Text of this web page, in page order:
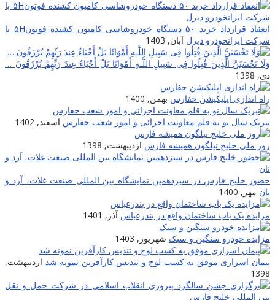
انعقاد قرارداد خرید ۵۰ دستگاه خودروشاسی کامیون کشنده فوتون۵H با
شرکت ایرانخودرو دیزل آبان, 1403
وَلَا تَحْسَبَنَّ الَّذِینَ قُتِلُوا فِی سَبِیلِ اللَّـهِ أَمْوَاتًا بَلْ أَحْیَاءٌ عِندَ رَ‌بِّهِمْ یُرْ‌زَقُونَ …
دی, 1398
راه اندازی اپلیکیشن حفارس بهمن, 1400
تبریک سال نو به قلم معاونت اجرائی و امور شعب حفارس اسفند, 1402
روز ملی خلیج نیلگون همیشه فارس اردیبهشت, 1398
حضور خلیج فارس در سیزدهمین نمایشگاه بین المللی صنعت غلات، آرد و
نان مهر, 1400
مزایده یک باب ساختمان واقع در بندرعباس آذر, 1401
مزایده خودرو سنگین و سبک شهریور, 1403
پیمان اسراری موفق به کسب لوح و تندیس کارآفرین نمونه شد اردیبهشت,
1398